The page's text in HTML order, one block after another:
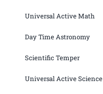
Universal Active Math
Day Time Astronomy
Scientific Temper
Universal Active Science